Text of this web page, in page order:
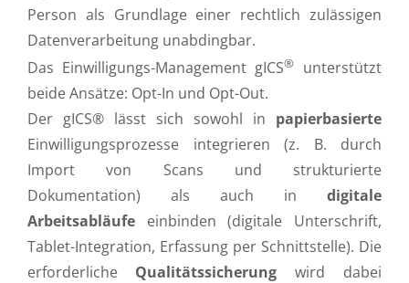
Person als Grundlage einer rechtlich zulässigen
Datenverarbeitung unabdingbar.
Das Einwilligungs-Management gICS®
unterstützt
beide Ansätze: Opt-In und Opt-Out.
Der gICS® lässt sich sowohl in papierbasierte
Einwilligungsprozesse integrieren (z. B. durch
Import von Scans und strukturierte
Dokumentation) als auch in digitale
Arbeitsabläufe einbinden (digitale Unterschrift,
Tablet-Integration, Erfassung per Schnittstelle). Die
erforderliche Qualitätssicherung wird dabei